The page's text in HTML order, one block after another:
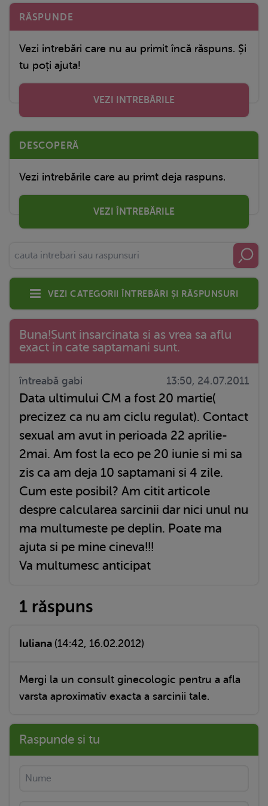
RĂSPUNDE
Vezi intrebări care nu au primit încă răspuns. Și
tu poți ajuta!
VEZI INTREBĂRILE
DESCOPERĂ
Vezi intrebările care au primt deja raspuns.
VEZI ÎNTREBĂRILE
Vezi categorii întrebări și răspunsuri
Buna!Sunt insarcinata si as vrea sa aflu
exact in cate saptamani sunt.
întreabă gabi 13:50, 24.07.2011
Data ultimului CM a fost 20 martie(
precizez ca nu am ciclu regulat). Contact
sexual am avut in perioada 22 aprilie-
2mai. Am fost la eco pe 20 iunie si mi sa
zis ca am deja 10 saptamani si 4 zile.
Cum este posibil? Am citit articole
despre calcularea sarcinii dar nici unul nu
ma multumeste pe deplin. Poate ma
ajuta si pe mine cineva!!!
Va multumesc anticipat
1 răspuns
Iuliana (14:42, 16.02.2012)
Mergi la un consult ginecologic pentru a afla
varsta aproximativ exacta a sarcinii tale.
Raspunde si tu